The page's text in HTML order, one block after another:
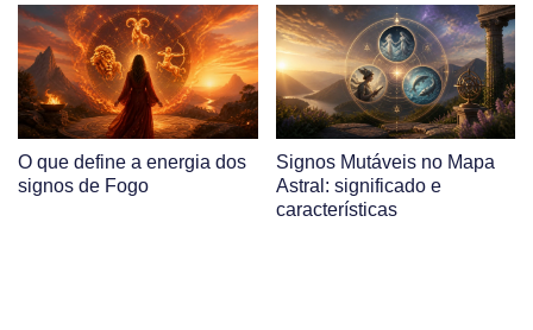
O que define a energia dos
signos de Fogo
Signos Mutáveis no Mapa
Astral: significado e
características